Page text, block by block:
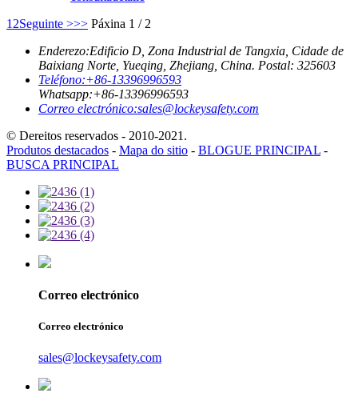
1 2Seguinte >>> Páxina 1 / 2
Enderezo:Edificio D, Zona Industrial de Tangxia, Cidade de
Baixiang Norte, Yueqing, Zhejiang, China. Postal: 325603
Teléfono:+86-13396996593
Whatsapp:+86-13396996593
Correo electrónico:sales@lockeysafety.com
© Dereitos reservados - 2010-2021.
Produtos destacados - Mapa do sitio - BLOGUE PRINCIPAL -
BUSCA PRINCIPAL
Correo electrónico
Correo electrónico
sales@lockeysafety.com